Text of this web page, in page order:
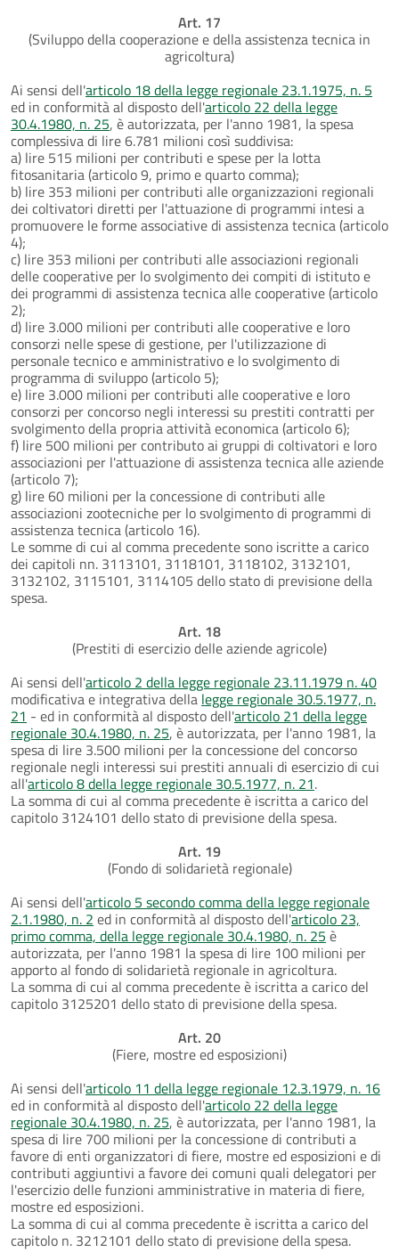
Art. 17
(Sviluppo della cooperazione e della assistenza tecnica in
agricoltura)
Ai sensi dell'articolo 18 della legge regionale 23.1.1975, n. 5
ed in conformità al disposto dell'articolo 22 della legge
30.4.1980, n. 25, è autorizzata, per l'anno 1981, la spesa
complessiva di lire 6.781 milioni così suddivisa:
a) lire 515 milioni per contributi e spese per la lotta
fitosanitaria (articolo 9, primo e quarto comma);
b) lire 353 milioni per contributi alle organizzazioni regionali
dei coltivatori diretti per l'attuazione di programmi intesi a
promuovere le forme associative di assistenza tecnica (articolo
4);
c) lire 353 milioni per contributi alle associazioni regionali
delle cooperative per lo svolgimento dei compiti di istituto e
dei programmi di assistenza tecnica alle cooperative (articolo
2);
d) lire 3.000 milioni per contributi alle cooperative e loro
consorzi nelle spese di gestione, per l'utilizzazione di
personale tecnico e amministrativo e lo svolgimento di
programma di sviluppo (articolo 5);
e) lire 3.000 milioni per contributi alle cooperative e loro
consorzi per concorso negli interessi su prestiti contratti per
svolgimento della propria attività economica (articolo 6);
f) lire 500 milioni per contributo ai gruppi di coltivatori e loro
associazioni per l'attuazione di assistenza tecnica alle aziende
(articolo 7);
g) lire 60 milioni per la concessione di contributi alle
associazioni zootecniche per lo svolgimento di programmi di
assistenza tecnica (articolo 16).
Le somme di cui al comma precedente sono iscritte a carico
dei capitoli nn. 3113101, 3118101, 3118102, 3132101,
3132102, 3115101, 3114105 dello stato di previsione della
spesa.
Art. 18
(Prestiti di esercizio delle aziende agricole)
Ai sensi dell'articolo 2 della legge regionale 23.11.1979 n. 40
modificativa e integrativa della legge regionale 30.5.1977, n.
21 - ed in conformità al disposto dell'articolo 21 della legge
regionale 30.4.1980, n. 25, è autorizzata, per l'anno 1981, la
spesa di lire 3.500 milioni per la concessione del concorso
regionale negli interessi sui prestiti annuali di esercizio di cui
all'articolo 8 della legge regionale 30.5.1977, n. 21.
La somma di cui al comma precedente è iscritta a carico del
capitolo 3124101 dello stato di previsione della spesa.
Art. 19
(Fondo di solidarietà regionale)
Ai sensi dell'articolo 5 secondo comma della legge regionale
2.1.1980, n. 2 ed in conformità al disposto dell'articolo 23,
primo comma, della legge regionale 30.4.1980, n. 25 è
autorizzata, per l'anno 1981 la spesa di lire 100 milioni per
apporto al fondo di solidarietà regionale in agricoltura.
La somma di cui al comma precedente è iscritta a carico del
capitolo 3125201 dello stato di previsione della spesa.
Art. 20
(Fiere, mostre ed esposizioni)
Ai sensi dell'articolo 11 della legge regionale 12.3.1979, n. 16
ed in conformità al disposto dell'articolo 22 della legge
regionale 30.4.1980, n. 25, è autorizzata, per l'anno 1981, la
spesa di lire 700 milioni per la concessione di contributi a
favore di enti organizzatori di fiere, mostre ed esposizioni e di
contributi aggiuntivi a favore dei comuni quali delegatori per
l'esercizio delle funzioni amministrative in materia di fiere,
mostre ed esposizioni.
La somma di cui al comma precedente è iscritta a carico del
capitolo n. 3212101 dello stato di previsione della spesa.